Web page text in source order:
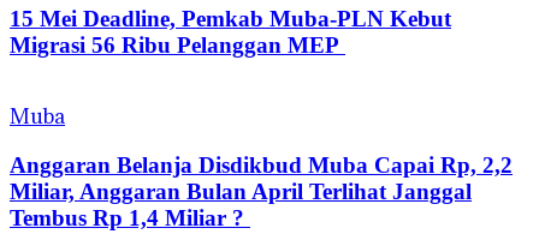
15 Mei Deadline, Pemkab Muba-PLN Kebut
Migrasi 56 Ribu Pelanggan MEP
Muba
Anggaran Belanja Disdikbud Muba Capai Rp, 2,2
Miliar, Anggaran Bulan April Terlihat Janggal
Tembus Rp 1,4 Miliar ?